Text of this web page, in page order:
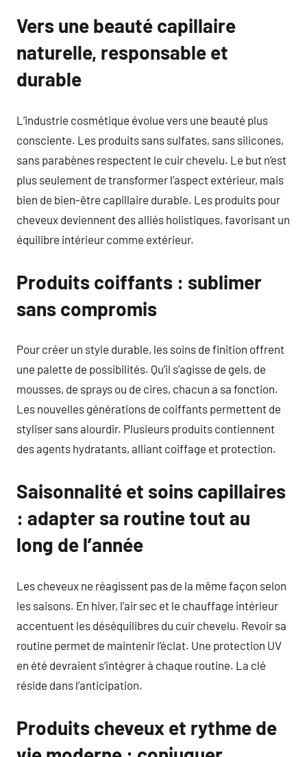
Vers une beauté capillaire
naturelle, responsable et
durable
L’industrie cosmétique évolue vers une beauté plus
consciente. Les produits sans sulfates, sans silicones,
sans parabènes respectent le cuir chevelu. Le but n’est
plus seulement de transformer l’aspect extérieur, mais
bien de bien-être capillaire durable. Les produits pour
cheveux deviennent des alliés holistiques, favorisant un
équilibre intérieur comme extérieur.
Produits coiffants : sublimer
sans compromis
Pour créer un style durable, les soins de finition offrent
une palette de possibilités. Qu’il s’agisse de gels, de
mousses, de sprays ou de cires, chacun a sa fonction.
Les nouvelles générations de coiffants permettent de
styliser sans alourdir. Plusieurs produits contiennent
des agents hydratants, alliant coiffage et protection.
Saisonnalité et soins capillaires
: adapter sa routine tout au
long de l’année
Les cheveux ne réagissent pas de la même façon selon
les saisons. En hiver, l’air sec et le chauffage intérieur
accentuent les déséquilibres du cuir chevelu. Revoir sa
routine permet de maintenir l’éclat. Une protection UV
en été devraient s’intégrer à chaque routine. La clé
réside dans l’anticipation.
Produits cheveux et rythme de